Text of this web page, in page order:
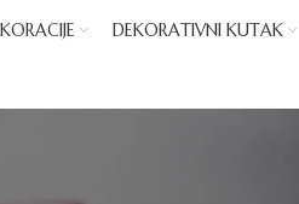
DEKORATIVNI KUTAK